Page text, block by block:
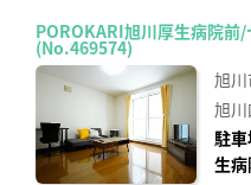
POROKARI旭川厚生病院前
(No.469574)
旭
旭
駐
生病